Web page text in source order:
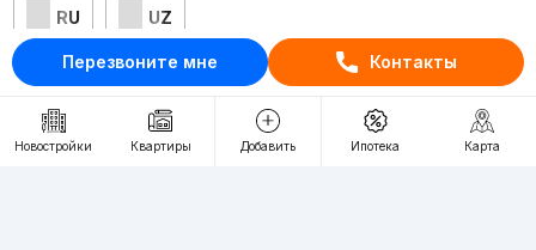
Перезвоните мне Контакты
Новостройки Квартиры Добавить Ипотека Карта
RU UZ
Контакты
О проекте